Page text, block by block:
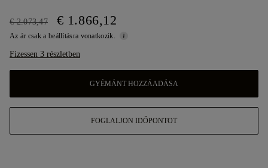
€ 2.073,47 € 1.866,12
Az ár csak a beállításra vonatkozik.
Fizessen 3 részletben
GYÉMÁNT HOZZÁADÁSA
FOGLALJON IDŐPONTOT